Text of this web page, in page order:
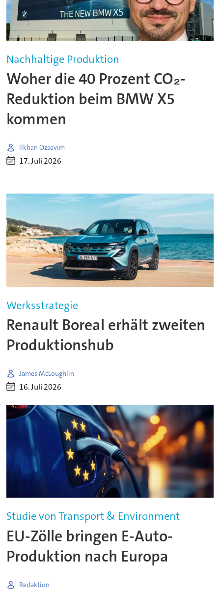
Nachhaltige Produktion
Woher die 40 Prozent CO₂-
Reduktion beim BMW X5
kommen
Ilkhan Ozsevim
17. Juli 2026
Werksstrategie
Renault Boreal erhält zweiten
Produktionshub
James McLoughlin
16. Juli 2026
Studie von Transport & Environment
EU-Zölle bringen E-Auto-
Produktion nach Europa
Redaktion